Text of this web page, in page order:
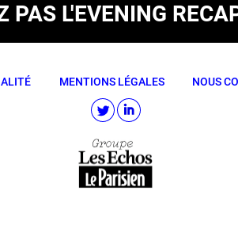
PAS L'EVENING
MENTIONS LÉGALES NOUS